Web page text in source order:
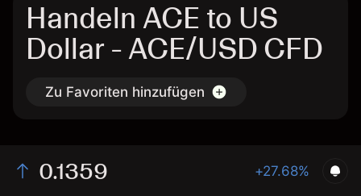
Handeln ACE to US
Dollar - ACE/USD CFD
Zu Favoriten hinzufügen
0.1359 +27.68%